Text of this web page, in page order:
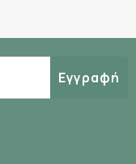
στη ρύθμιση
την παραγωγή
Εγγραφή